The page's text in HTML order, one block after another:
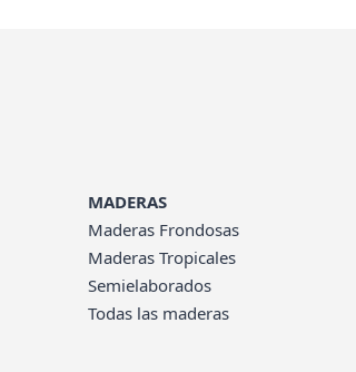
MADERAS
Maderas Frondosas
Maderas Tropicales
Semielaborados
Todas las maderas